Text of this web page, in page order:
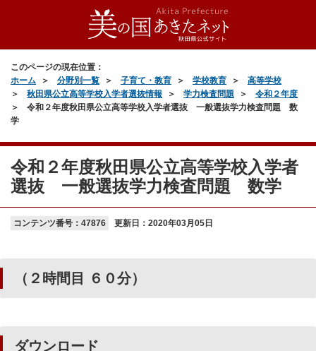
このページの現在位置：
ホーム
分野別一覧 子育て・教育 学校教育
高等学校
秋田県公立高等学校入学者選抜情報
学力検査問題
令和２年度
令和２年度秋田県公立高等学校入学者選抜 一般選抜学力検査問題 数
学
令和２年度秋田県公立高等学校入学者
選抜 一般選抜学力検査問題 数学
コンテンツ番号：47876 更新日： 2020年03月05日
（２時間目 ６０分）
ダウンロード